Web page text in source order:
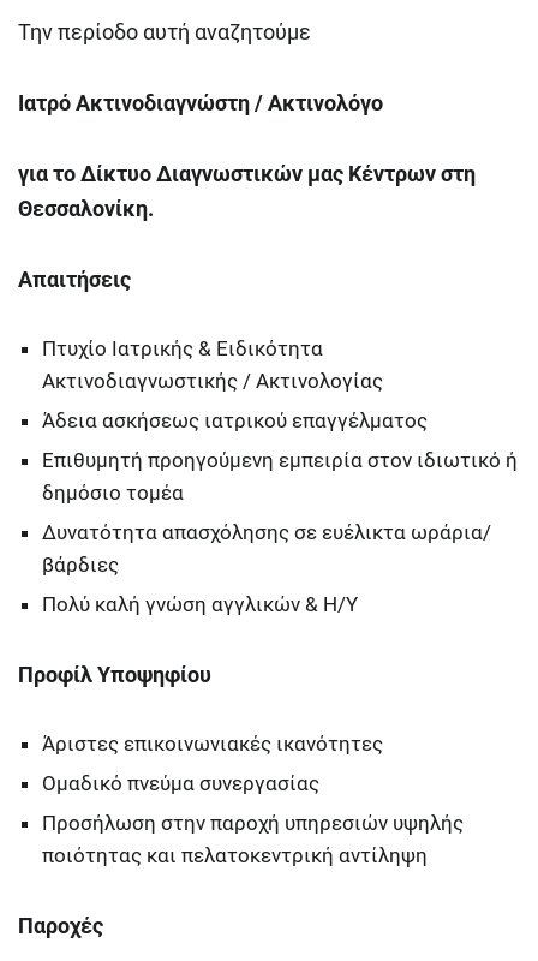
Την περίοδο αυτή αναζητούμε
Ιατρό Ακτινοδιαγνώστη / Ακτινολόγο
για το Δίκτυο Διαγνωστικών μας Κέντρων στη
Θεσσαλονίκη.
Απαιτήσεις
Πτυχίο Ιατρικής & Ειδικότητα
Ακτινοδιαγνωστικής / Ακτινολογίας
Άδεια ασκήσεως ιατρικού επαγγέλματος
Επιθυμητή προηγούμενη εμπειρία στον ιδιωτικό ή
δημόσιο τομέα
Δυνατότητα απασχόλησης σε ευέλικτα ωράρια/
βάρδιες
Πολύ καλή γνώση αγγλικών & Η/Υ
Προφίλ Υποψηφίου
Άριστες επικοινωνιακές ικανότητες
Ομαδικό πνεύμα συνεργασίας
Προσήλωση στην παροχή υπηρεσιών υψηλής
ποιότητας και πελατοκεντρική αντίληψη
Παροχές